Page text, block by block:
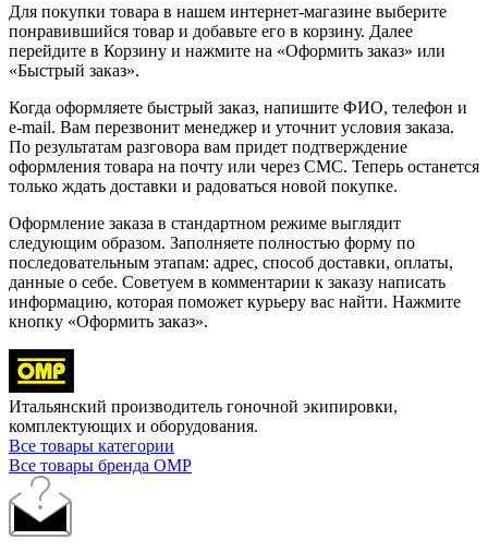
Для покупки товара в нашем интернет-магазине выберите
понравившийся товар и добавьте его в корзину. Далее
перейдите в Корзину и нажмите на «Оформить заказ» или
«Быстрый заказ».
Когда оформляете быстрый заказ, напишите ФИО, телефон и
e-mail. Вам перезвонит менеджер и уточнит условия заказа.
По результатам разговора вам придет подтверждение
оформления товара на почту или через СМС. Теперь останется
только ждать доставки и радоваться новой покупке.
Оформление заказа в стандартном режиме выглядит
следующим образом. Заполняете полностью форму по
последовательным этапам: адрес, способ доставки, оплаты,
данные о себе. Советуем в комментарии к заказу написать
информацию, которая поможет курьеру вас найти. Нажмите
кнопку «Оформить заказ».
Итальянский производитель гоночной экипировки,
комплектующих и оборудования.
Все товары категории
Все товары бренда OMP